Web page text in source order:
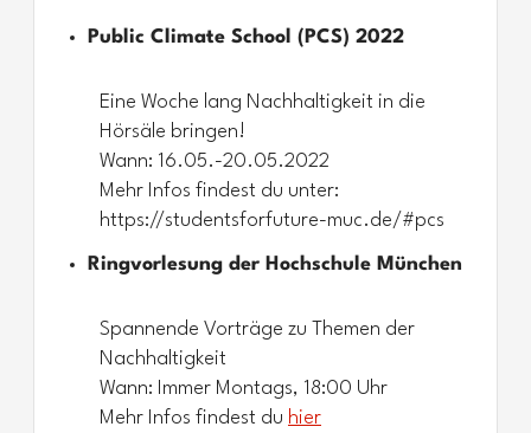
Public Climate School (PCS) 2022
Eine Woche lang Nachhaltigkeit in die
Hörsäle bringen!
Wann: 16.05.-20.05.2022
Mehr Infos findest du unter:
https://studentsforfuture-muc.de/#pcs
Ringvorlesung der Hochschule München
Spannende Vorträge zu Themen der
Nachhaltigkeit
Wann: Immer Montags, 18:00 Uhr
Mehr Infos findest du hier